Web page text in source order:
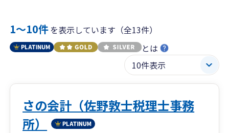
1〜10件を表示しています（全13件）
とは
さの会計（佐野敦士税理士事務
所）